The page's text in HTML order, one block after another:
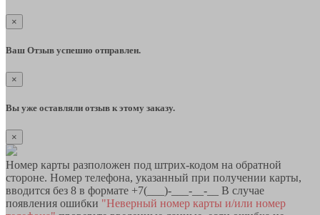
×
Ваш Отзыв успешно отправлен.
×
Вы уже оставляли отзыв к этому заказу.
×
Номер карты разположен под штрих-кодом на обратной
стороне. Номер телефона, указанный при получении карты,
вводится без 8 в формате +7(___)-___-__-__ В случае
появления ошибки "Неверный номер карты и/или номер